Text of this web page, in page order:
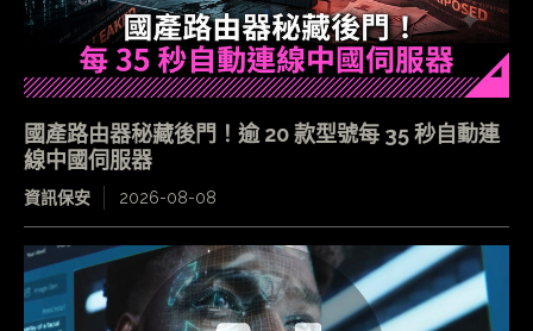
國產路由器秘藏後門！逾 20 款型號每 35 秒自動連
線中國伺服器
資訊保安 2026-08-08